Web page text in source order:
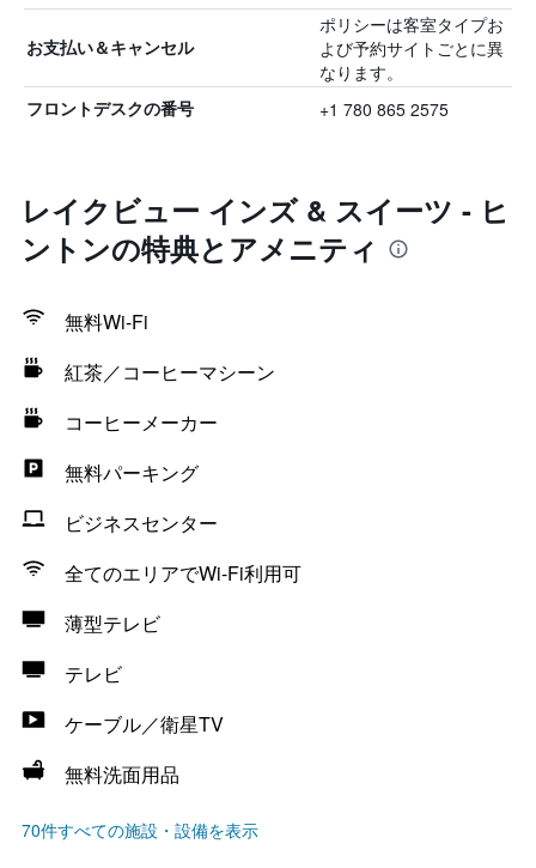
お支払い＆キャンセル
ポリシーは客室タイプお
よび予約サイトごとに異
なります。
フロントデスクの番号 +1 780 865 2575
レイクビュー インズ & スイーツ - ヒ
ントンの特典とアメニティ
無料Wi-Fi
紅茶／コーヒーマシーン
コーヒーメーカー
無料パーキング
ビジネスセンター
全てのエリアでWi-Fi利用可
薄型テレビ
テレビ
ケーブル／衛星TV
無料洗面用品
70件すべての施設・設備を表示